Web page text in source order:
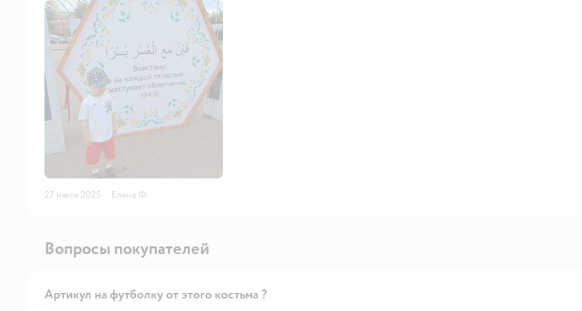
27 июля 2025 · Елена Ф.
Вопросы покупателей
Артикул на футболку от этого костьма ?